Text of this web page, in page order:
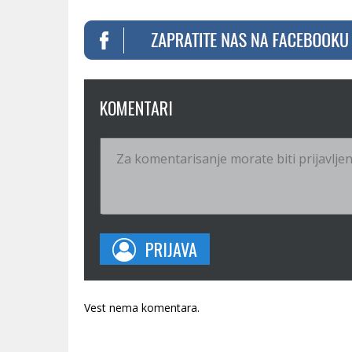
KOMENTARI
PRIJAVA
Vest nema komentara.